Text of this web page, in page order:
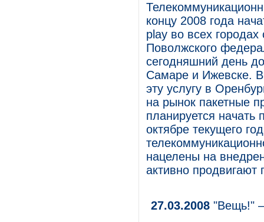
концу 2008 года
play во всех городах
Поволжского
сегодняшний день
Самаре и Ижевске. В
эту услугу в
на рынок пакетные
планируется начать
октябре текущего
нацелены на
активно
27.03.2008 "Вещь!"